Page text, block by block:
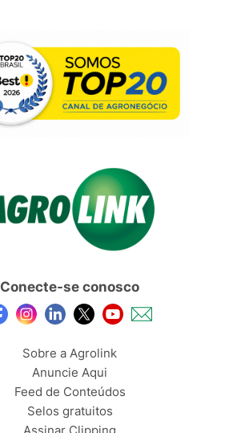
Conecte-se conosco
Sobre a Agrolink
Anuncie Aqui
Feed de Conteúdos
Selos gratuitos